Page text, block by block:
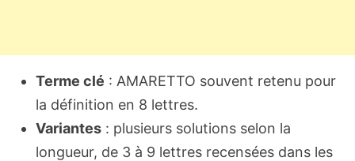
Terme clé : AMARETTO souvent retenu pour
la définition en 8 lettres.
Variantes: plusieurs solutions selon la
longueur, de 3 à 9 lettres recensées dans les